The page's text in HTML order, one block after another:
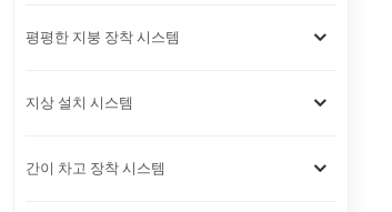
평평한 지붕 장착 시스템
지상 설치 시스템
간이 차고 장착 시스템